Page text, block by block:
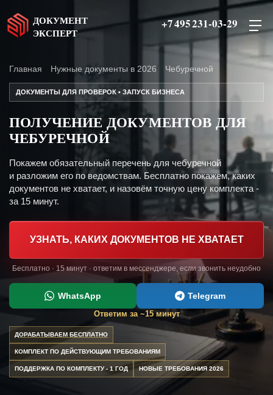
ДОКУМЕНТ
ЭКСПЕРТ
+7 495 231-03-29
Главная Нужные документы в 2026 Чебуречной
ДОКУМЕНТЫ ДЛЯ ПРОВЕРОК • ЗАПУСК БИЗНЕСА
ПОЛУЧЕНИЕ ДОКУМЕНТОВ ДЛЯ
ЧЕБУРЕЧНОЙ
Покажем обязательный перечень для чебуречной
и разложим его по ведомствам. Бесплатно покажем, каких
документов не хватает, и назовём точную цену комплекта -
за 15 минут.
УЗНАТЬ, КАКИХ ДОКУМЕНТОВ НЕ ХВАТАЕТ
Бесплатно · 15 минут · ответим в мессенджере, если звонить неудобно
WhatsApp Telegram
Ответим за ~15 минут
ДОРАБАТЫВАЕМ БЕСПЛАТНО
КОМПЛЕКТ ПО ДЕЙСТВУЮЩИМ ТРЕБОВАНИЯМ
ПОДДЕРЖКА ПО КОМПЛЕКТУ - 1 ГОД НОВЫЕ ТРЕБОВАНИЯ 2026